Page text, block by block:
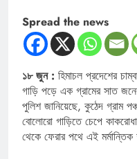
Spread the news
১৮ জুন : হিমাচল প্রদেশের
গাড়ি পড়ে এক গ্রামের সাত
পুলিশ জানিয়েছে, কুঠেদ গ্রাম
বোলোরো গাড়িতে চেপে
থেকে ফেরার পথে এই মর্মান্তিক